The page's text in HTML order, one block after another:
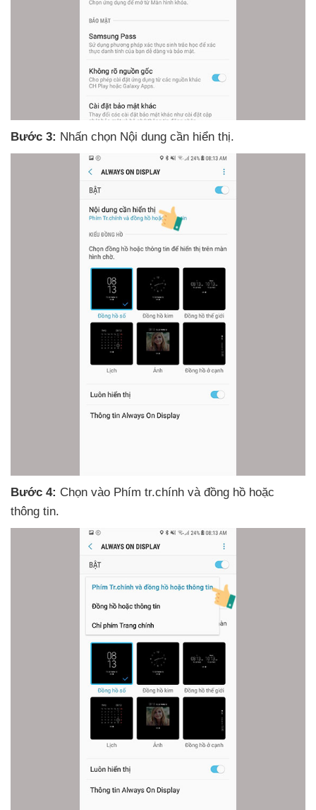
Bước 3: Nhấn chọn Nội dung cần hiển thị.
Bước 4: Chọn vào Phím tr.chính và đồng hồ hoặc
thông tin.